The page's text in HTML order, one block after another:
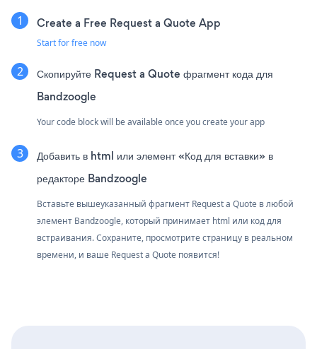
Create a Free Request a Quote App
Start for free now
Скопируйте Request a Quote фрагмент кода для
Bandzoogle
Your code block will be available once you create your app
Добавить в html или элемент «Код для вставки» в
редакторе Bandzoogle
Вставьте вышеуказанный фрагмент Request a Quote в любой
элемент Bandzoogle, который принимает html или код для
встраивания. Сохраните, просмотрите страницу в реальном
времени, и ваше Request a Quote появится!